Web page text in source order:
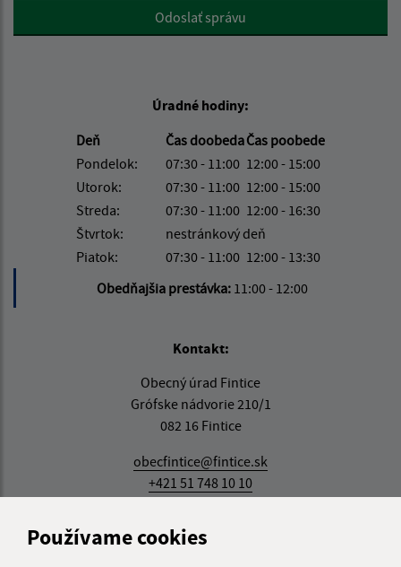
Používame cookies
Google reCaptcha ResponseOdoslať správu
Úradné hodiny:
Deň
Čas doobedaČas poobede
Pondelok:
07:30 - 11:00 12:00 - 15:00
Utorok:
07:30 - 11:00 12:00 - 15:00
Streda:
07:30 - 11:00 12:00 - 16:30
Štvrtok:
nestránkový deň
Piatok:
07:30 - 11:00 12:00 - 13:30
Obedňajšia prestávka: 11:00 - 12:00
Kontakt:
Obecný úrad Fintice
Grófske nádvorie 210/1
082 16 Fintice
obecfintice@fintice.sk
+421 51 748 10 10